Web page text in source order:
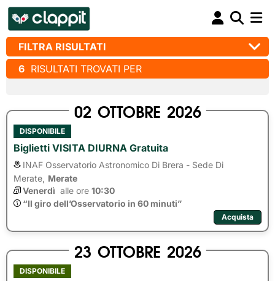
FILTRA RISULTATI
6 RISULTATI TROVATI PER
02 OTTOBRE 2026
DISPONIBILE
Biglietti VISITA DIURNA Gratuita
INAF Osservatorio Astronomico Di Brera - Sede Di
Merate, Merate
Venerdì alle ore 10:30
“Il giro dell’Osservatorio in 60 minuti”
Acquista
23 OTTOBRE 2026
DISPONIBILE